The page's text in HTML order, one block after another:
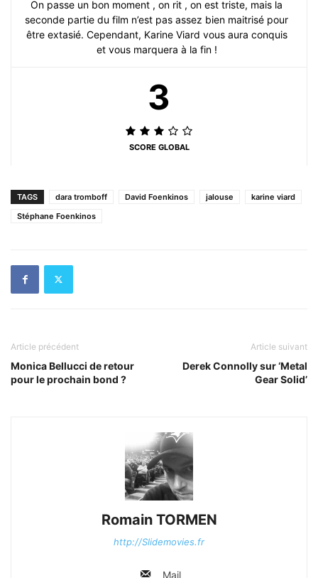
On passe un bon moment , on rit , on est triste, mais la
seconde partie du film n’est pas assez bien maitrisé pour
être extasié. Cependant, Karine Viard vous aura conquis
et vous marquera à la fin !
3
SCORE GLOBAL
TAGS dara tromboff David Foenkinos jalouse
karine viard
Stéphane Foenkinos
Article précédent
Monica Bellucci de retour
pour le prochain bond ?
Article suivant
Derek Connolly sur ‘Metal
Gear Solid’
Romain TORMEN
http://Slidemovies.fr
Mail